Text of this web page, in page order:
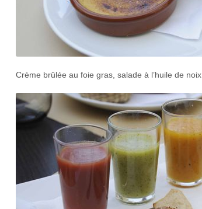
Crème brûlée au foie gras, salade à l’huile de noix